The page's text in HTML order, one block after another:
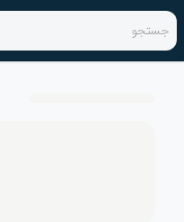
جستجو